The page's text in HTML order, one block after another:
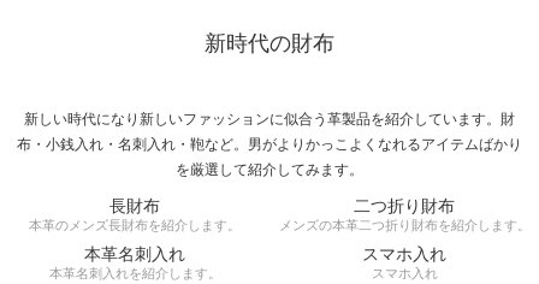
新時代の財布
新しい時代になり新しいファッションに似合う革製品を紹介しています。財
布・小銭入れ・名刺入れ・鞄など。男がよりかっこよくなれるアイテムばかり
を厳選して紹介してみます。
長財布
本革のメンズ長財布を紹介します。
二つ折り財布
メンズの本革二つ折り財布を紹介します。
本革名刺入れ
本革名刺入れを紹介します。
スマホ入れ
スマホ入れ